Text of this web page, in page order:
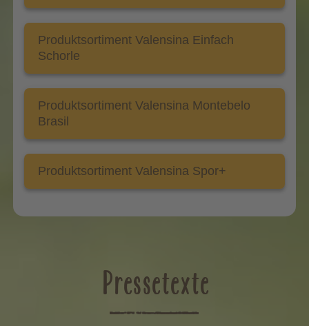
Produktsortiment Valensina Einfach
Schorle
Produktsortiment Valensina Montebelo
Brasil
Produktsortiment Valensina Spor+
Pressetexte